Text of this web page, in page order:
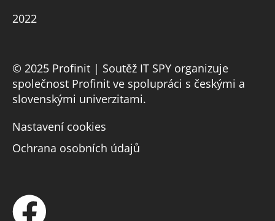
2022
© 2025 Profinit | Soutěž IT SPY organizuje
společnost Profinit ve spolupráci s českými a
slovenskými univerzitami.
Nastavení cookies
Ochrana osobních údajů